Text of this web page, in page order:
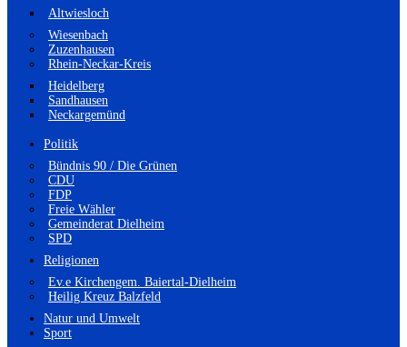
Altwiesloch
Wiesenbach
Zuzenhausen
Rhein-Neckar-Kreis
Heidelberg
Sandhausen
Neckargemünd
Politik
Bündnis 90 / Die Grünen
CDU
FDP
Freie Wähler
Gemeinderat Dielheim
SPD
Religionen
Ev.e Kirchengem. Baiertal-Dielheim
Heilig Kreuz Balzfeld
Natur und Umwelt
Sport